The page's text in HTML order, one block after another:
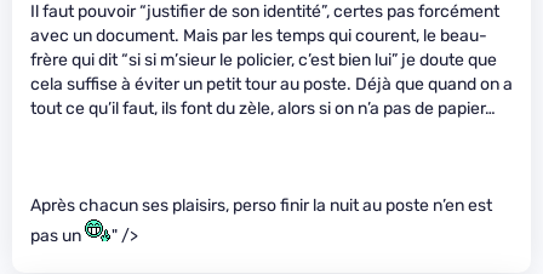
Il faut pouvoir “justifier de son identité”, certes pas forcément
avec un document. Mais par les temps qui courent, le beau-
frère qui dit “si si m’sieur le policier, c’est bien lui” je doute que
cela suffise à éviter un petit tour au poste. Déjà que quand on a
tout ce qu’il faut, ils font du zèle, alors si on n’a pas de papier…
Après chacun ses plaisirs, perso finir la nuit au poste n’en est
pas un
" />